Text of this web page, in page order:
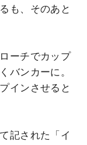
も、そのあと
ーチでカップ
バンカーに。
インさせると
記された「イ